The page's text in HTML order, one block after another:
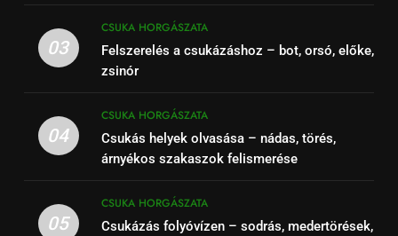
03
CSUKA HORGÁSZATA
Felszerelés a csukázáshoz – bot, orsó, előke,
zsinór
04
CSUKA HORGÁSZATA
Csukás helyek olvasása – nádas, törés,
árnyékos szakaszok felismerése
05
CSUKA HORGÁSZATA
Csukázás folyóvízen – sodrás, medertörések,